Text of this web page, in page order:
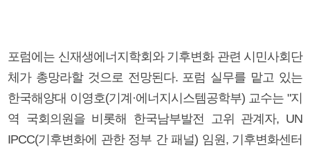
포럼에는 신재생에너지학회와 기후변화 관련 시민사회단
체가 총망라할 것으로 전망된다. 포럼 실무를 맡고 있는
한국해양대 이영호(기계·에너지시스템공학부) 교수는 "지
역 국회의원을 비롯해 한국남부발전 고위 관계자, UN
IPCC(기후변화에 관한 정부 간 패널) 임원, 기후변화센터